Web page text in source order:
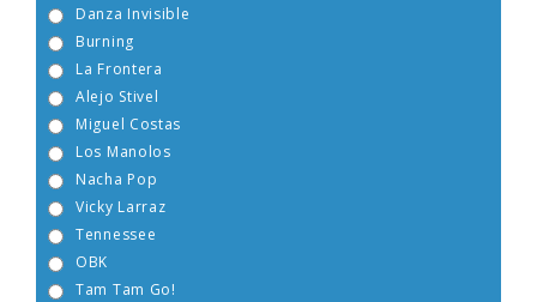
Danza Invisible
Burning
La Frontera
Alejo Stivel
Miguel Costas
Los Manolos
Nacha Pop
Vicky Larraz
Tennessee
OBK
Tam Tam Go!